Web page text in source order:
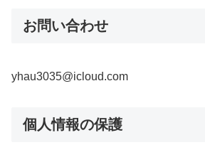
お問い合わせ
yhau3035@icloud.com
個人情報の保護